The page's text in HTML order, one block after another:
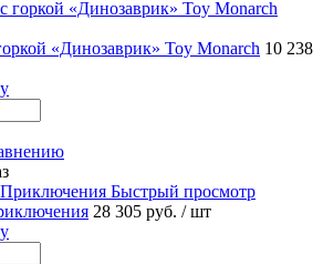
«Динозаврик» Toy Monarch 10 238
Быстрый просмотр
28 305 руб. / шт